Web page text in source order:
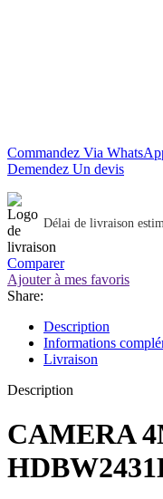
Commandez Via
Demendez Un devis
Délai de livraison
Comparer
Ajouter à mes favoris
Share:
Description
Informations
Livraison
Description
CAMERA